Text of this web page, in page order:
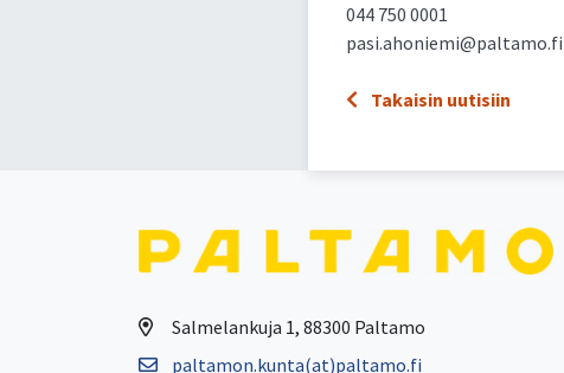
044 750 0001
pasi.ahoniemi@paltamo.fi
Takaisin uutisiin
Salmelankuja 1, 88300 Paltamo
paltamon.kunta(at)paltamo.fi